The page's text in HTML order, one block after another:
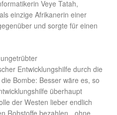
Veye Tatah,
einzige Afrikanerin einer
und sorgte für einen
Entwicklungshilfe durch die
Bombe: Besser wäre es, so
überhaupt
der Westen lieber endlich